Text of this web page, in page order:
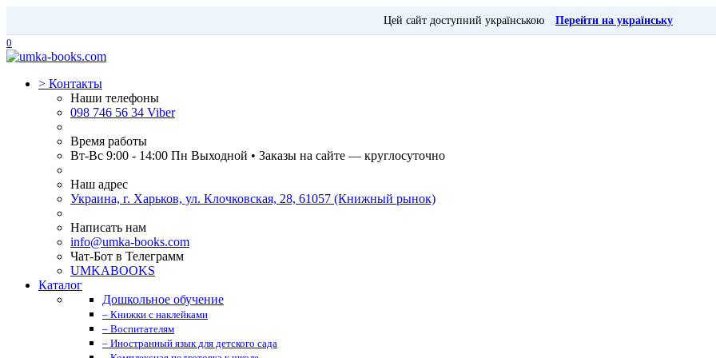
Цей сайт доступний українською
Перейти на українську
0
> Контакты
Наши телефоны
098 746 56 34 Viber
Время работы
Вт-Вс 9:00 - 14:00 Пн Выходной • Заказы на сайте — круглосуточно
Наш адрес
Украина, г. Харьков, ул. Клочковская, 28, 61057 (Книжный рынок)
Написать нам
info@umka-books.com
Чат-Бот в Телеграмм
UMKABOOKS
Каталог
Дошкольное обучение
– Книжки с наклейками
– Воспитателям
– Иностранный язык для детского сада